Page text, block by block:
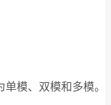
模、双模和多模。